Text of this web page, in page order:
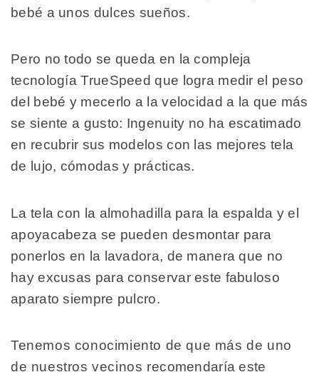
bebé a unos dulces sueños.
Pero no todo se queda en la compleja
tecnología TrueSpeed que logra medir el peso
del bebé y mecerlo a la velocidad a la que más
se siente a gusto: Ingenuity no ha escatimado
en recubrir sus modelos con las mejores tela
de lujo, cómodas y prácticas.
La tela con la almohadilla para la espalda y el
apoyacabeza se pueden desmontar para
ponerlos en la lavadora, de manera que no
hay excusas para conservar este fabuloso
aparato siempre pulcro.
Tenemos conocimiento de que más de uno
de nuestros vecinos recomendaría este